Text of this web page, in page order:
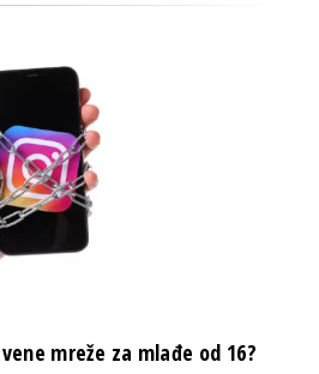
mreže za mlađe od 16?